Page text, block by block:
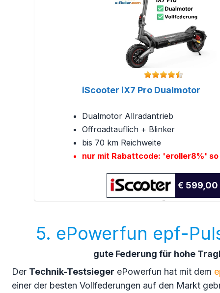
iScooter iX7 Pro Dualmotor
Dualmotor Allradantrieb
Offroadtauflich + Blinker
bis 70 km Reichweite
nur mit Rabattcode: 'eroller8%'
€ 599,00
5. ePowerfun epf-
gute Federung für hohe
Der Technik-Testsieger ePowerfun hat mit dem
einer der besten Vollfederungen auf den Markt